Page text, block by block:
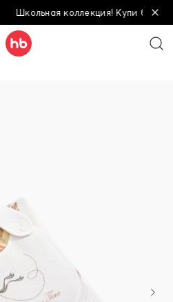
Школьная коллекция! Купи больше -